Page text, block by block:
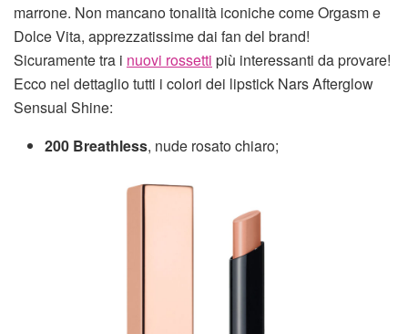
marrone. Non mancano tonalità iconiche come Orgasm e
Dolce Vita, apprezzatissime dai fan del brand!
Sicuramente tra i nuovi rossetti più interessanti da provare!
Ecco nel dettaglio tutti i colori dei lipstick Nars Afterglow
Sensual Shine:
200 Breathless, nude rosato chiaro;